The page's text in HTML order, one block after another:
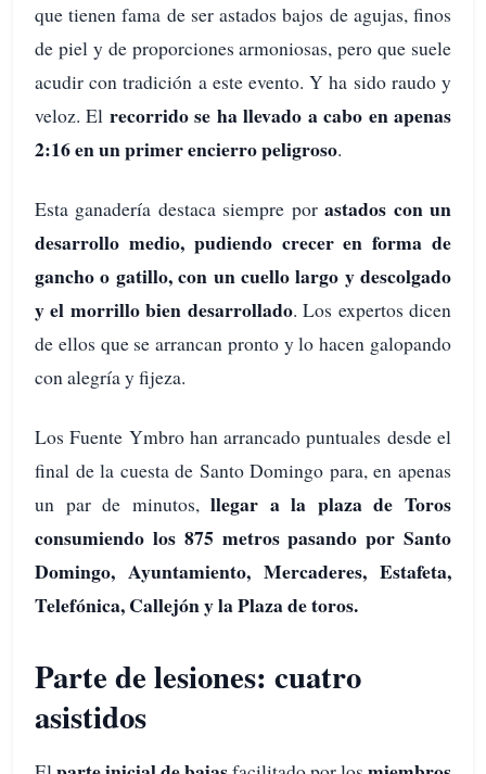
que tienen fama de ser astados bajos de agujas, finos
de piel y de proporciones armoniosas, pero que suele
acudir con tradición a este evento. Y ha sido raudo y
veloz. El recorrido se ha llevado a cabo en apenas
2:16 en un primer encierro peligroso.
Esta ganadería destaca siempre porastados con un
desarrollo medio, pudiendo crecer en forma de
gancho o gatillo, con un cuello largo y descolgado
y el morrillo bien desarrollado. Los expertos dicen
de ellos que se arrancan pronto y lo hacen galopando
con alegría y fijeza.
Los Fuente Ymbro han arrancado puntuales desde el
final de la cuesta de Santo Domingo para, en apenas
un par de minutos,llegar a la plaza de Toros
consumiendo los 875 metros pasando por Santo
Domingo, Ayuntamiento, Mercaderes, Estafeta,
Telefónica, Callejón y la Plaza de toros.
Parte de lesiones: cuatro
asistidos